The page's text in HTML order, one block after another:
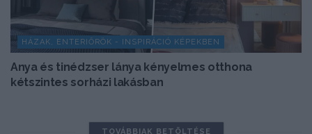
HÁZAK, ENTERIŐRÖK - INSPIRÁCIÓ KÉPEKBEN
Anya és tinédzser lánya kényelmes otthona
kétszintes sorházi lakásban
TOVÁBBIAK BETÖLTÉSE